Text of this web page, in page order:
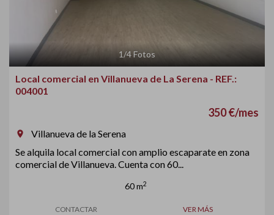
1/4Fotos
Local comercial en Villanueva de La Serena - REF.:
004001
350 €/mes
room
Villanueva de la Serena
Se alquila local comercial con amplio escaparate en zona
comercial de Villanueva. Cuenta con 60...
60 m2
CONTACTAR VER MÁS